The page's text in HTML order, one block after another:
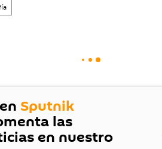
Sputnik
las
en nuestro